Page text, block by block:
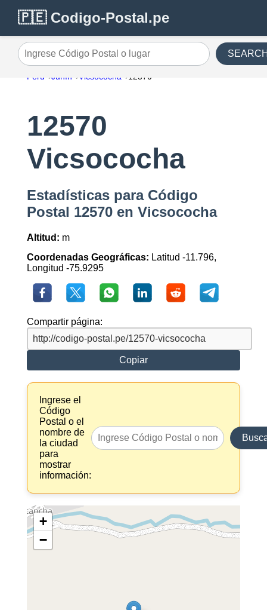
🇵🇪 Codigo-Postal.pe
Ingrese Código Postal o lugar
Perú Junín Vicsococha 12570
12570
Vicsococha
Estadísticas para Código
Postal 12570 en Vicsococha
Altitud: m
Coordenadas Geográficas: Latitud -11.796,
Longitud -75.9295
Compartir página:
Copiar
Ingrese el
Código
Postal o el
nombre de
la ciudad
para
mostrar
información:
+
−